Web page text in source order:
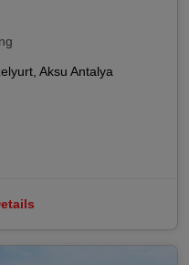
Aksu Antalya